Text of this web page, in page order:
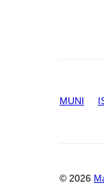
MUNI
© 2026